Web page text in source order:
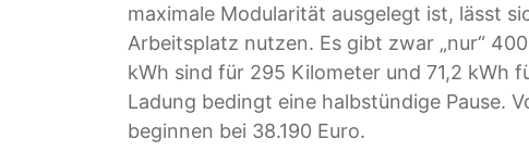
maximale Modularität ausgelegt ist, lässt
Arbeitsplatz nutzen. Es gibt zwar „nur“
kWh sind für 295 Kilometer und 71,2 kWh
Ladung bedingt eine halbstündige Pause.
beginnen bei 38.190 Euro.